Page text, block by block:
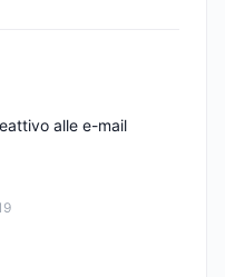
alle e-mail